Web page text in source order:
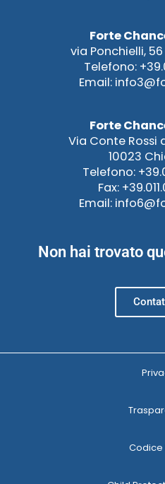
Forte
via Ponchielli,
Telefono:
Email:
Forte
Via Conte Rossi
10023
Telefono:
Fax:
Email:
Non hai trovato
Codice